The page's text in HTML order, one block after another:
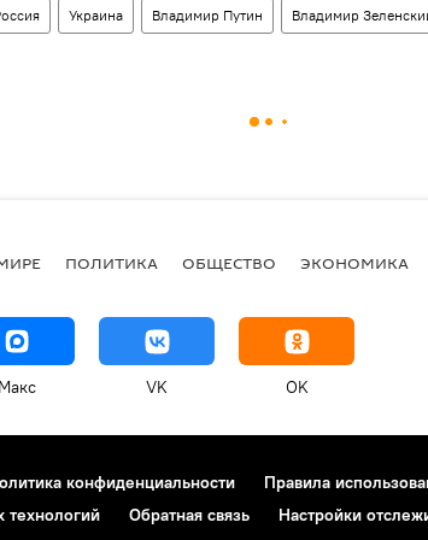
Украина Владимир Путин Владимир
ПОЛИТИКА ОБЩЕСТВО ЭКОНОМИКА
Макс VK OK
конфиденциальности Правила
технологий
Обратная связь Настройки